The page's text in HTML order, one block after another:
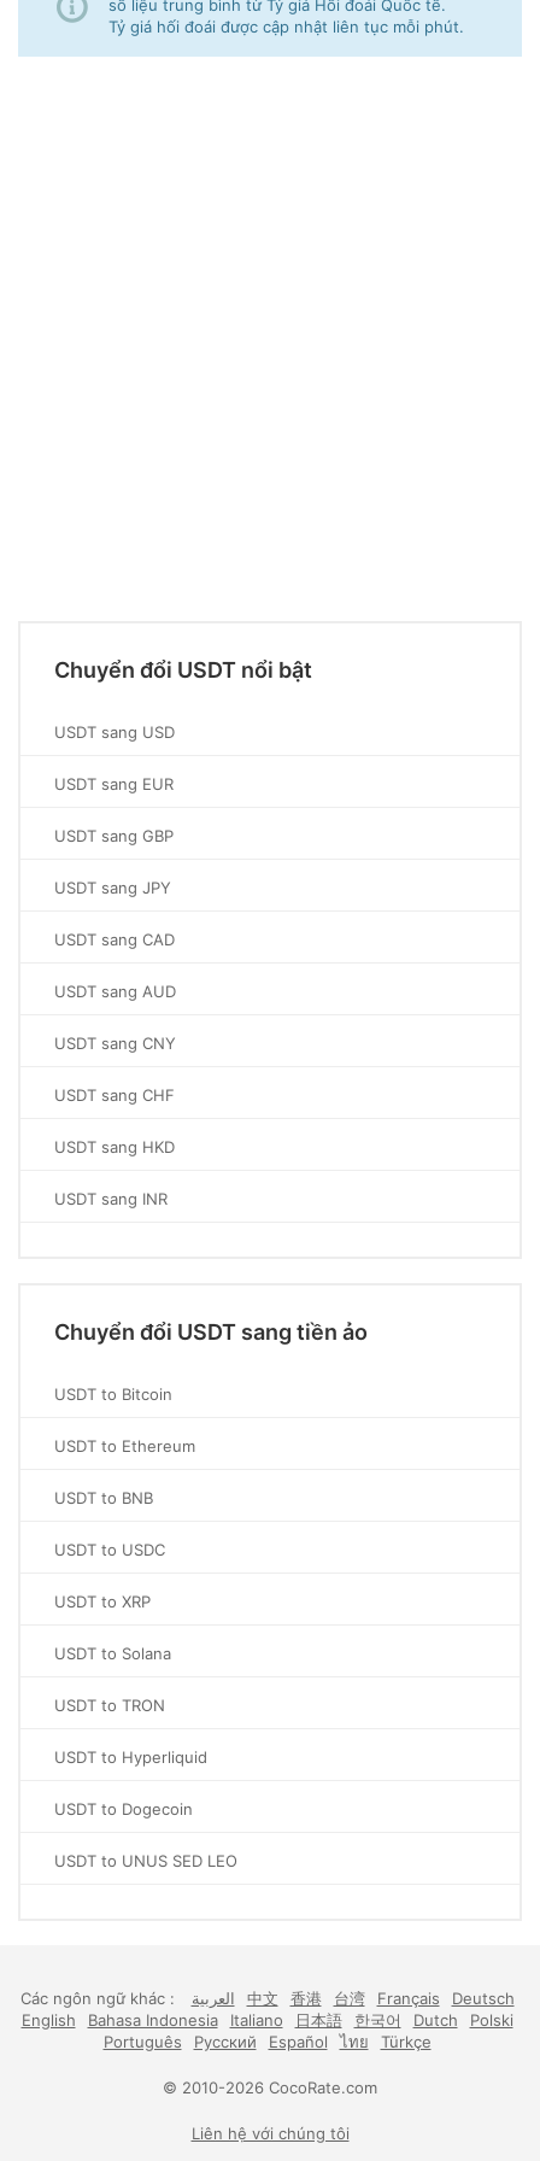
số liệu trung bình từ Tỷ giá Hối đoái Quốc tế.
Tỷ giá hối đoái được cập nhật liên tục mỗi phút.
Chuyển đổi USDT nổi bật
USDT sang USD
USDT sang EUR
USDT sang GBP
USDT sang JPY
USDT sang CAD
USDT sang AUD
USDT sang CNY
USDT sang CHF
USDT sang HKD
USDT sang INR
Chuyển đổi USDT sang tiền ảo
USDT to Bitcoin
USDT to Ethereum
USDT to BNB
USDT to USDC
USDT to XRP
USDT to Solana
USDT to TRON
USDT to Hyperliquid
USDT to Dogecoin
USDT to UNUS SED LEO
Các ngôn ngữ khác : العربية 中文 香港 台湾 Français
Deutsch
English
Bahasa Indonesia Italiano 日本語 한국어 Dutch
Polski
Português
Русский Español ไทย Türkçe
© 2010-2026 CocoRate.com
Liên hệ với chúng tôi